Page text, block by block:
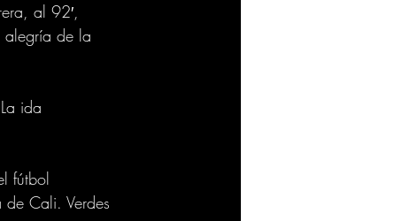
al 92′,
alegría de la
ida
fútbol
Cali. Verdes